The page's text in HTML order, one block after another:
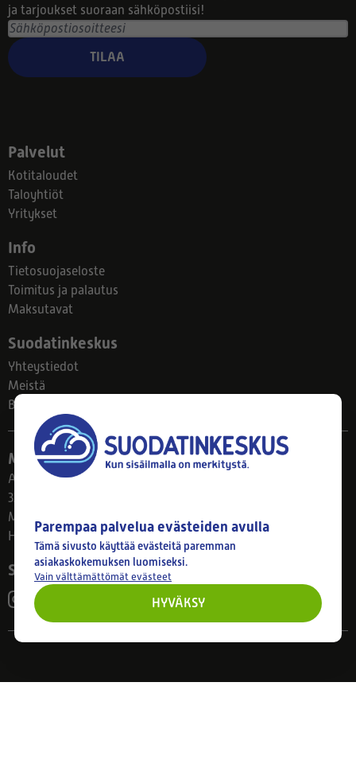
ja tarjoukset suoraan sähköpostiisi!
TILAA
Palvelut
Kotitaloudet
Taloyhtiöt
Yritykset
Info
Tietosuojaseloste
Toimitus ja palautus
Maksutavat
Suodatinkeskus
Yhteystiedot
Meistä
Blogi
Myymälä
Ahlmanintie 61
33800 Tampere
Ma–Pe 8–17
Huom! Myymälän poikkeusaukiolot: 27.7.-21.8. klo 8-16
Seuraa meitä
Parempaa palvelua evästeiden avulla
Tämä sivusto käyttää evästeitä paremman
asiakaskokemuksen luomiseksi.
Vain välttämättömät evästeet
HYVÄKSY